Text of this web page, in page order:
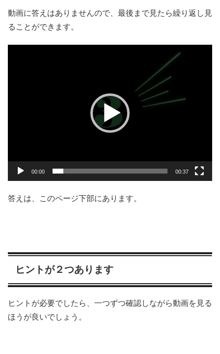
動画に答えはありませんので、最後まで見たら繰り返し見
ることができます。
00:00 00:37
答えは、このページ下部にあります。
ヒントが２つあります
ヒントが必要でしたら、一つずつ確認しながら動画を見る
ほうが良いでしょう。